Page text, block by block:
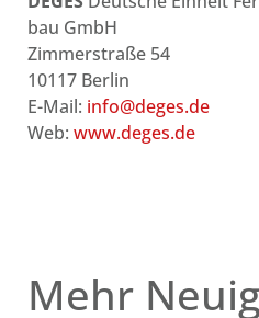
bau GmbH
Zimmerstraße 54
10117 Berlin
E-Mail: info@deges.de
Web: www.deges.de
Mehr